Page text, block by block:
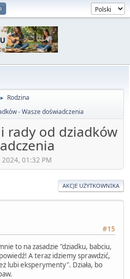
► Rodzina
- Wasze doświadczenia
rady od dziadków
2024, 01:32 PM
AKCJE UŻYTKOWNIKA
#15
to na zasadzie "dziadku, babciu,
A teraz idziemy sprawdzić,
lubi eksperymenty". Działa, bo